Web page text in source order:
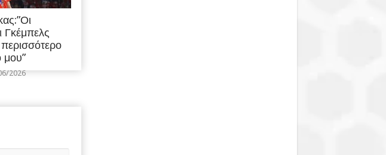
Γκέμπελς
μου”
2026